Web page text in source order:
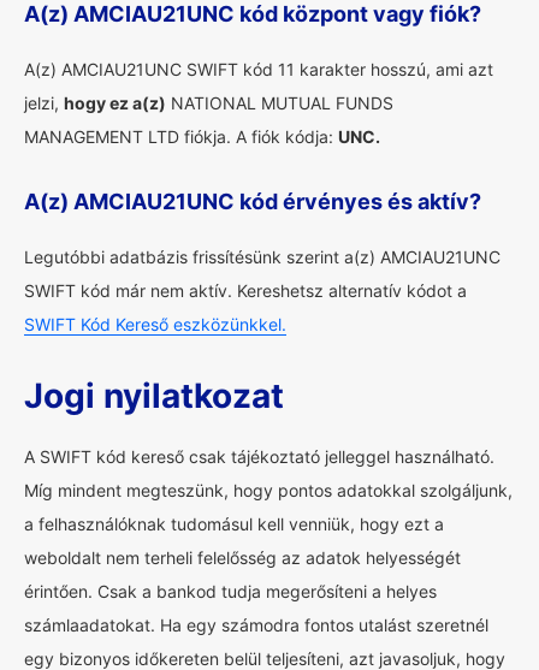
A(z) AMCIAU21UNC kód központ vagy fiók?
A(z) AMCIAU21UNC SWIFT kód 11 karakter hosszú, ami azt
jelzi, hogy ez a(z) NATIONAL MUTUAL FUNDS
MANAGEMENT LTD fiókja. A fiók kódja: UNC.
A(z) AMCIAU21UNC kód érvényes és aktív?
Legutóbbi adatbázis frissítésünk szerint a(z) AMCIAU21UNC
SWIFT kód már nem aktív. Kereshetsz alternatív kódot a
SWIFT Kód Kereső eszközünkkel.
Jogi nyilatkozat
A SWIFT kód kereső csak tájékoztató jelleggel használható.
Míg mindent megteszünk, hogy pontos adatokkal szolgáljunk,
a felhasználóknak tudomásul kell venniük, hogy ezt a
weboldalt nem terheli felelősség az adatok helyességét
érintően. Csak a bankod tudja megerősíteni a helyes
számlaadatokat. Ha egy számodra fontos utalást szeretnél
egy bizonyos időkereten belül teljesíteni, azt javasoljuk, hogy